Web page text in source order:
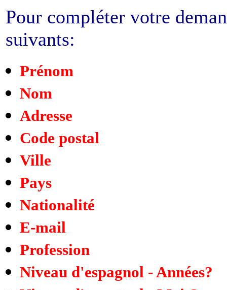
Pour compléter votre
suivants:
Prénom
Nom
Adresse
Code postal
Ville
Pays
Nationalité
E-mail
Profession
Niveau d'espagnol - Années?